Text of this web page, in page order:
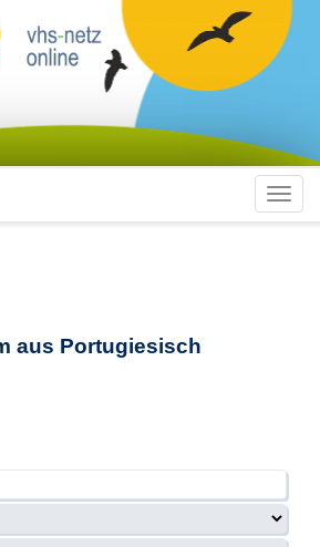
aus Portugiesisch